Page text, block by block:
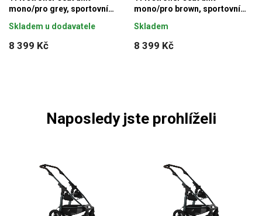
mono/pro grey, sportovní
8 399 Kč
Skladem u dodavatele
mono/pro brown, sportovní
8 399 Kč
Skladem
Naposledy jste prohlíželi